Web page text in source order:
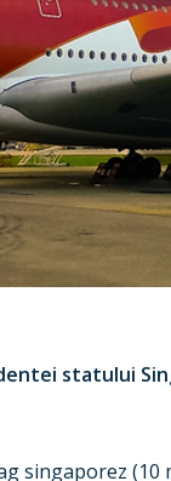
statului
singaporez